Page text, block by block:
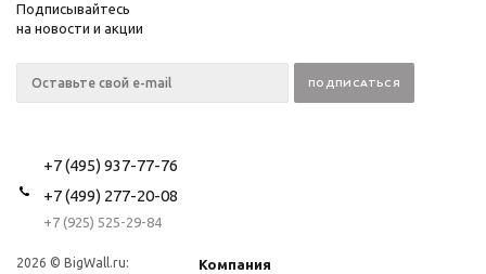
Подписывайтесь
на новости и акции
+7 (495) 937-77-76
+7 (499) 277-20-08
+7 (925) 525-29-84
2026 © BigWall.ru:
Компания